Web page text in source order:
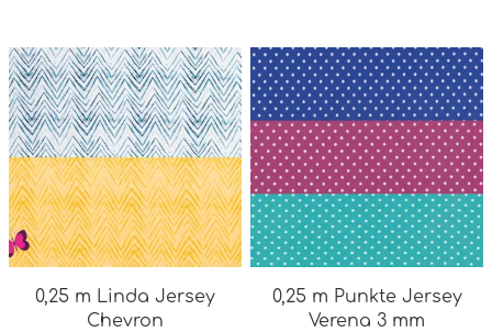
0,25 m Linda Jersey
Chevron
0,25 m Punkte Jersey
Verena 3 mm